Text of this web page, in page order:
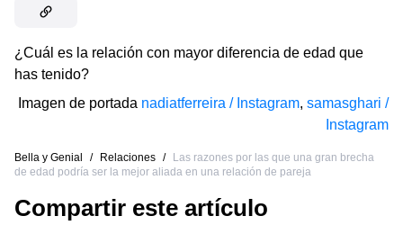
¿Cuál es la relación con mayor diferencia de edad que
has tenido?
Imagen de portada nadiatferreira / Instagram, samasghari /
Instagram
Bella y Genial / Relaciones /
Las razones por las que una gran brecha
de edad podría ser la mejor aliada en una relación de pareja
Compartir este artículo